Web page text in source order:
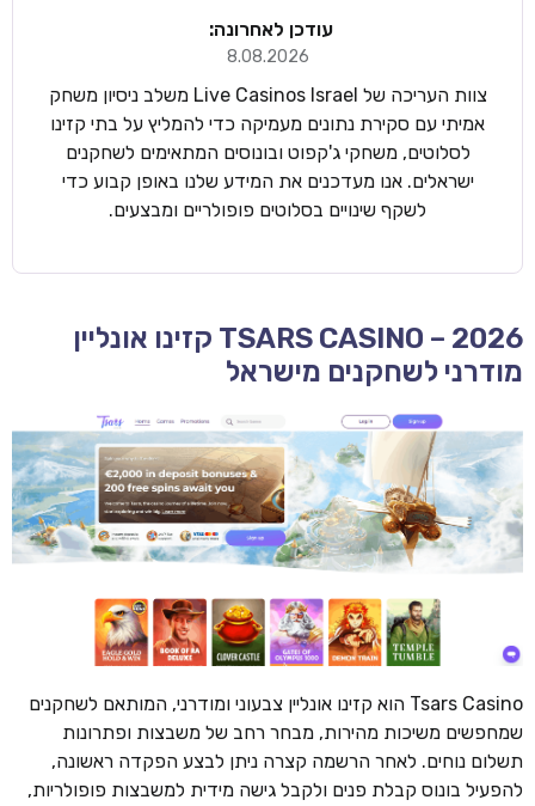
עודכן לאחרונה:
8.08.2026
צוות העריכה של Live Casinos Israel משלב ניסיון משחק
אמיתי עם סקירת נתונים מעמיקה כדי להמליץ על בתי קזינו
לסלוטים, משחקי ג'קפוט ובונוסים המתאימים לשחקנים
ישראלים. אנו מעדכנים את המידע שלנו באופן קבוע כדי
לשקף שינויים בסלוטים פופולריים ומבצעים.
TSARS CASINO – 2026 קזינו אונליין
מודרני לשחקנים מישראל
Tsars Casino הוא קזינו אונליין צבעוני ומודרני, המותאם לשחקנים
שמחפשים משיכות מהירות, מבחר רחב של משבצות ופתרונות
תשלום נוחים. לאחר הרשמה קצרה ניתן לבצע הפקדה ראשונה,
להפעיל בונוס קבלת פנים ולקבל גישה מידית למשבצות פופולריות,